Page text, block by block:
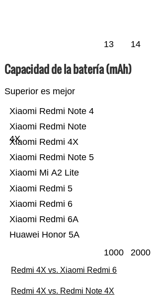
13 14
Capacidad de la batería (mAh)
Superior es mejor
Huawei Honor 5A
Xiaomi Redmi 6A
Xiaomi Redmi 6
Xiaomi Redmi 5
Xiaomi Mi A2 Lite
Xiaomi Redmi Note 5
Xiaomi Redmi 4X
Xiaomi Redmi Note
4X
Xiaomi Redmi Note 4
1000 2000
Redmi 4X vs. Xiaomi Redmi 6
Redmi 4X vs. Redmi Note 4X